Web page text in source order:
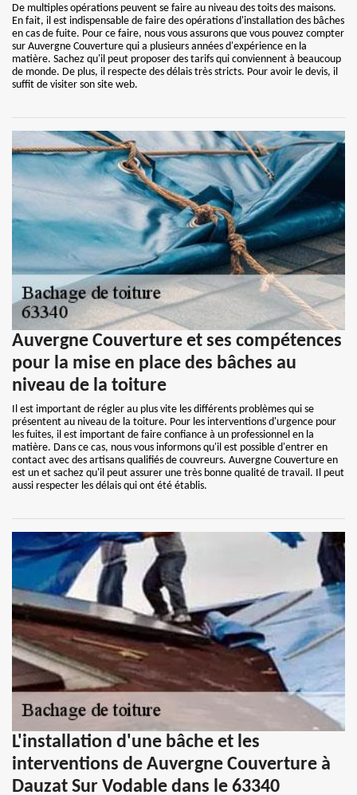
De multiples opérations peuvent se faire au niveau des toits des maisons.
En fait, il est indispensable de faire des opérations d'installation des bâches
en cas de fuite. Pour ce faire, nous vous assurons que vous pouvez compter
sur Auvergne Couverture qui a plusieurs années d'expérience en la
matière. Sachez qu'il peut proposer des tarifs qui conviennent à beaucoup
de monde. De plus, il respecte des délais très stricts. Pour avoir le devis, il
suffit de visiter son site web.
Auvergne Couverture et ses compétences
pour la mise en place des bâches au
niveau de la toiture
Il est important de régler au plus vite les différents problèmes qui se
présentent au niveau de la toiture. Pour les interventions d'urgence pour
les fuites, il est important de faire confiance à un professionnel en la
matière. Dans ce cas, nous vous informons qu'il est possible d'entrer en
contact avec des artisans qualifiés de couvreurs. Auvergne Couverture en
est un et sachez qu'il peut assurer une très bonne qualité de travail. Il peut
aussi respecter les délais qui ont été établis.
L'installation d'une bâche et les
interventions de Auvergne Couverture à
Dauzat Sur Vodable dans le 63340